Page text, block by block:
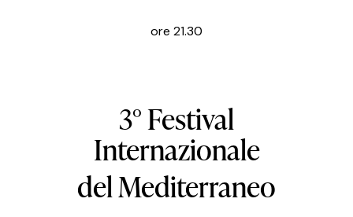
ore 21.30
3° Festival
Internazionale
del Mediterraneo